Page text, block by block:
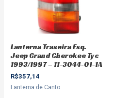
Lanterna Traseira Esq.
Jeep Grand Cherokee Tyc
1993/1997 – 11-3044-01-1A
R$357,14
Lanterna de Canto